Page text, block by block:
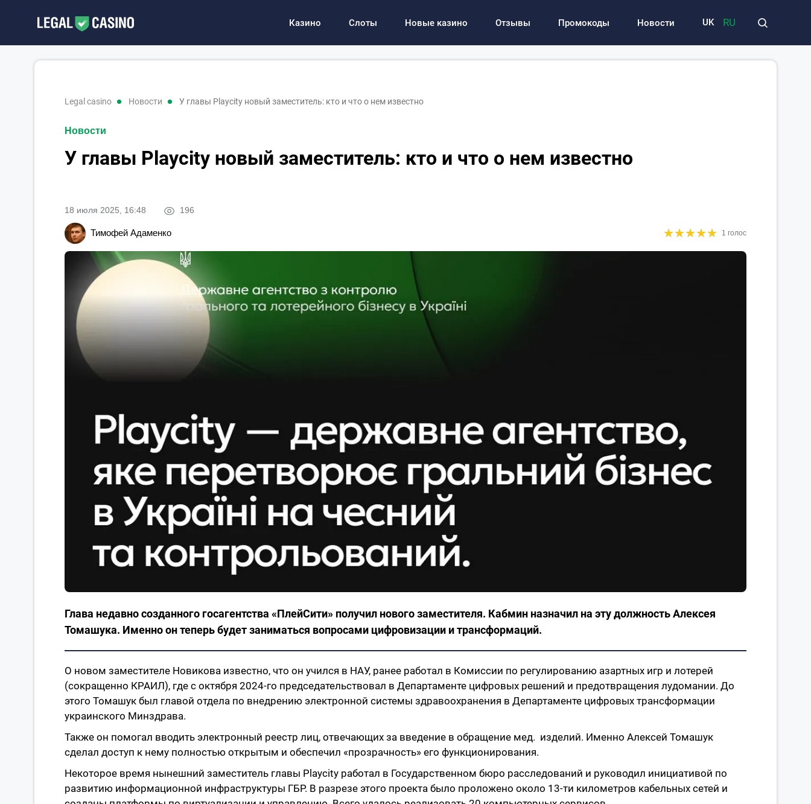
Казино Слоты Новые казино Отзывы Промокоды Новости UK RU
legal casino новости У главы Playcity новый заместитель: кто и что о нем известно
Новости
У главы Playcity новый заместитель: кто и что о нем известно
18 июля 2025, 16:48 196
Тимофей Адаменко ★★★★★
★★★★★ 1 голос
Глава недавно созданного госагентства «ПлейСити» получил нового заместителя. Кабмин назначил на эту должность Алексея
Томашука. Именно он теперь будет заниматься вопросами цифровизации и трансформаций.
О новом заместителе Новикова известно, что он учился в НАУ, ранее работал в Комиссии по регулированию азартных игр и лотерей
(сокращенно КРАИЛ), где с октября 2024-го председательствовал в Департаменте цифровых решений и предотвращения лудомании. До
этого Томашук был главой отдела по внедрению электронной системы здравоохранения в Департаменте цифровых трансформации
украинского Минздрава.
Также он помогал вводить электронный реестр лиц, отвечающих за введение в обращение мед. изделий. Именно Алексей Томашук
сделал доступ к нему полностью открытым и обеспечил «прозрачность» его функционирования.
Некоторое время нынешний заместитель главы Playcity работал в Государственном бюро расследований и руководил инициативой по
развитию информационной инфраструктуры ГБР. В разрезе этого проекта было проложено около 13-ти километров кабельных сетей и